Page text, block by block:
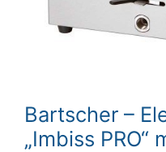
Bartscher –
„Imbiss PRO“